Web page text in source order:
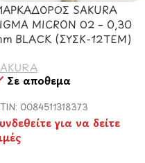
SAKURA
MICRON 02 – 0,30
BLACK (ΣΥΣΚ-12ΤΕΜ)
Σε απόθεμα
0084511318373
για να δείτε